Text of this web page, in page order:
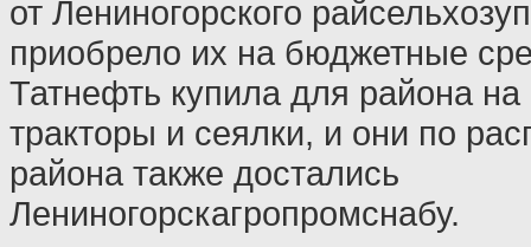
от Лениногорского
приобрело их на бюджетные
Татнефть купила для района
тракторы и сеялки, и они по
района также достались
Лениногорскагропромснабу.